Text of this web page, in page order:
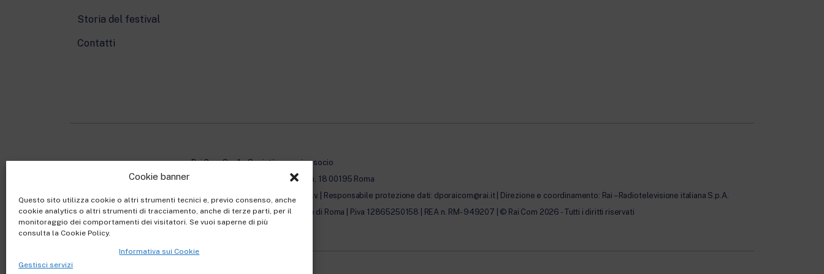
Cookie banner
Questo sito utilizza cookie o altri strumenti tecnici e, previo consenso, anche
cookie analytics o altri strumenti di tracciamento, anche di terze parti, per il
monitoraggio dei comportamenti dei visitatori. Se vuoi saperne di più
consulta la Cookie Policy.
Informativa sui Cookie
Gestisci servizi
Storia del festival
Contatti
Rai Com S.p.A. - Società con unico socio
Sede Legale: Via Umberto Novaro, 18 00195 Roma
Capitale sociale €10.320.000,00 i.v. | Responsabile protezione dati: dporaicom@rai.it | Direzione e coordinamento: Rai – Radiotelevisione italiana S.p.A.
Ufficio del Registro delle Imprese di Roma | P.iva 12865250158 | REA n. RM- 949207 | © Rai Com 2026 - Tutti i diritti riservati